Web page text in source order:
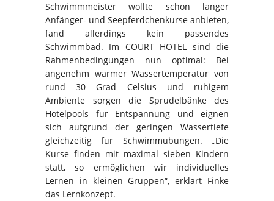
Schwimmmeister wollte schon länger
Anfänger- und Seepferdchenkurse anbieten,
fand allerdings kein passendes
Schwimmbad. Im COURT HOTEL sind die
Rahmenbedingungen nun optimal: Bei
angenehm warmer Wassertemperatur von
rund 30 Grad Celsius und ruhigem
Ambiente sorgen die Sprudelbänke des
Hotelpools für Entspannung und eignen
sich aufgrund der geringen Wassertiefe
gleichzeitig für Schwimmübungen. „Die
Kurse finden mit maximal sieben Kindern
statt, so ermöglichen wir individuelles
Lernen in kleinen Gruppen“, erklärt Finke
das Lernkonzept.